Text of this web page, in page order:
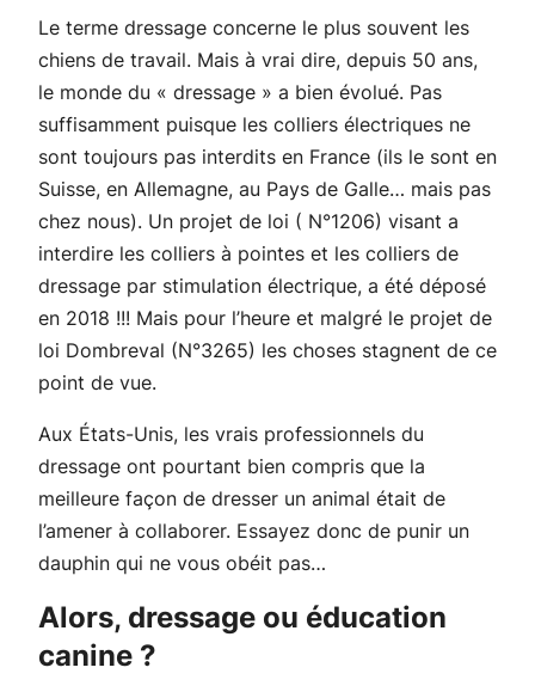
Le terme dressage concerne le plus souvent les
chiens de travail. Mais à vrai dire, depuis 50 ans,
le monde du « dressage » a bien évolué. Pas
suffisamment puisque les colliers électriques ne
sont toujours pas interdits en France (ils le sont en
Suisse, en Allemagne, au Pays de Galle… mais pas
chez nous). Un projet de loi ( N°1206) visant a
interdire les colliers à pointes et les colliers de
dressage par stimulation électrique, a été déposé
en 2018 !!! Mais pour l’heure et malgré le projet de
loi Dombreval (N°3265) les choses stagnent de ce
point de vue.
Aux États-Unis, les vrais professionnels du
dressage ont pourtant bien compris que la
meilleure façon de dresser un animal était de
l’amener à collaborer. Essayez donc de punir un
dauphin qui ne vous obéit pas…
Alors, dressage ou éducation
canine ?